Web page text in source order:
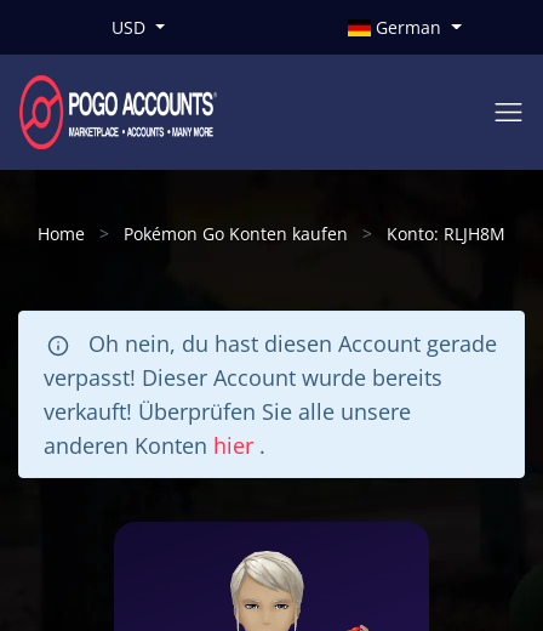
USD German
Home Pokémon Go Konten kaufen Konto: RLJH8M
Oh nein, du hast diesen Account gerade
verpasst! Dieser Account wurde bereits
verkauft! Überprüfen Sie alle unsere
anderen Konten hier .